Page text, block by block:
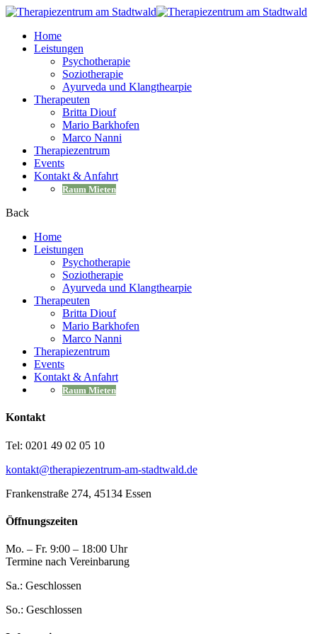
Home
Leistungen
Psychotherapie
Soziotherapie
Ayurveda und Klangthearpie
Therapeuten
Britta Diouf
Mario Barkhofen
Marco Nanni
Therapiezentrum
Events
Kontakt & Anfahrt
Raum Mieten
Back
Home
Leistungen
Psychotherapie
Soziotherapie
Ayurveda und Klangthearpie
Therapeuten
Britta Diouf
Mario Barkhofen
Marco Nanni
Therapiezentrum
Events
Kontakt & Anfahrt
Raum Mieten
Kontakt
Tel: 0201 49 02 05 10
kontakt@therapiezentrum-am-stadtwald.de
Frankenstraße 274, 45134 Essen
Öffnungszeiten
Mo. – Fr. 9:00 – 18:00 Uhr
Termine nach Vereinbarung
Sa.: Geschlossen
So.: Geschlossen